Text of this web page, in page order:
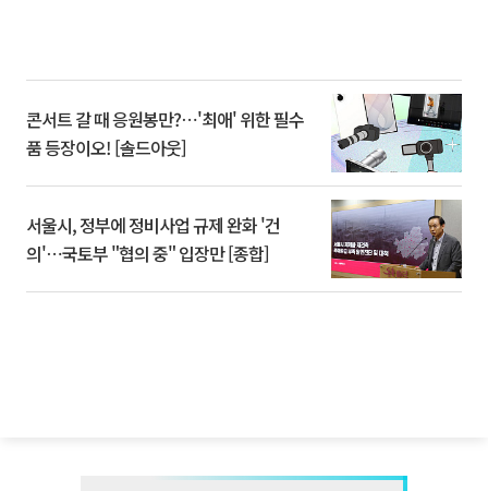
콘서트 갈 때 응원봉만?⋯'최애' 위한 필수
품 등장이오! [솔드아웃]
서울시, 정부에 정비사업 규제 완화 '건
의'⋯국토부 "협의 중" 입장만 [종합]